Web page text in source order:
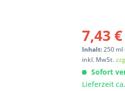
7,43
Inhalt:250 ml
inkl. MwSt.
Sofort
Lieferzeit